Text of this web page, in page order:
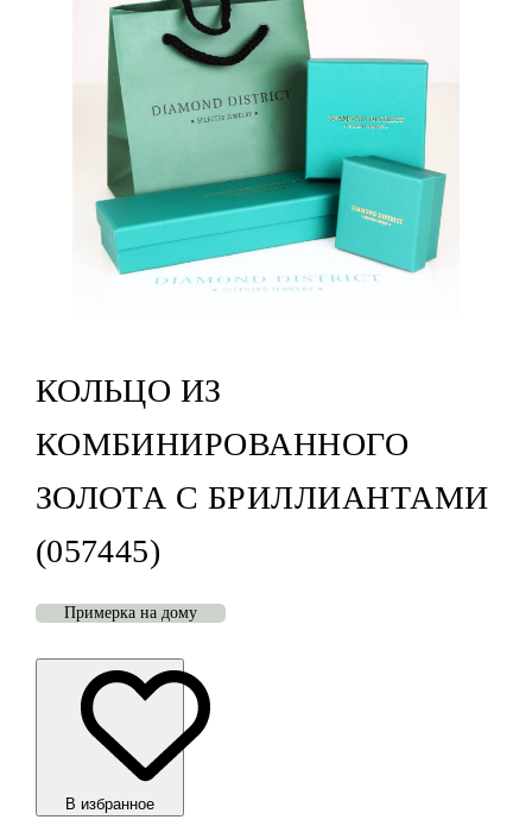
КОЛЬЦО ИЗ
КОМБИНИРОВАННОГО
ЗОЛОТА С БРИЛЛИАНТАМИ
(057445)
Примерка на дому
В избранноe